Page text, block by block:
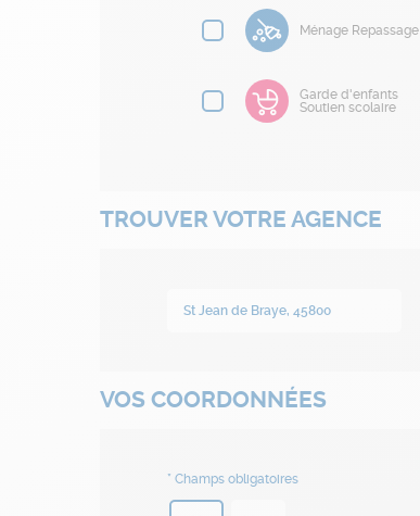
Ménage Repassage
Garde d'enfants
Soutien scolaire
TROUVER VOTRE AGENCE
VOS COORDONNÉES